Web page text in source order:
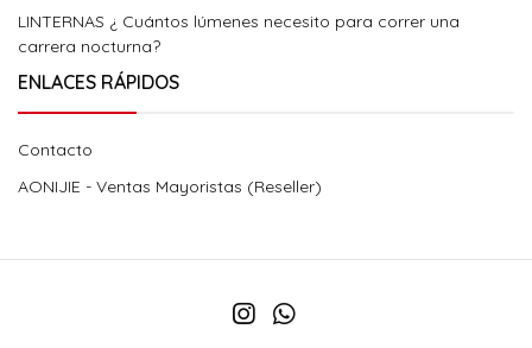
LINTERNAS ¿ Cuántos lúmenes necesito para correr una
carrera nocturna?
ENLACES RÁPIDOS
Contacto
AONIJIE - Ventas Mayoristas (Reseller)